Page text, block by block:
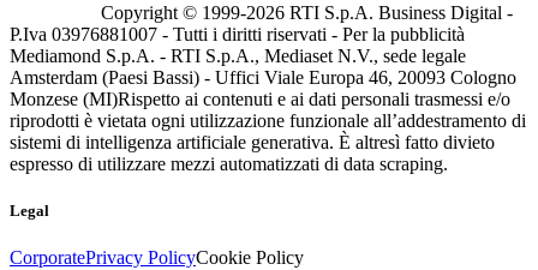
Copyright © 1999-2026 RTI S.p.A. Business Digital -
P.Iva 03976881007 - Tutti i diritti riservati - Per la pubblicità
Mediamond S.p.A. - RTI S.p.A., Mediaset N.V., sede legale
Amsterdam (Paesi Bassi) - Uffici Viale Europa 46, 20093 Cologno
Monzese (MI)Rispetto ai contenuti e ai dati personali trasmessi e/o
riprodotti è vietata ogni utilizzazione funzionale all’addestramento di
sistemi di intelligenza artificiale generativa. È altresì fatto divieto
espresso di utilizzare mezzi automatizzati di data scraping.
Legal
CorporatePrivacy PolicyCookie Policy